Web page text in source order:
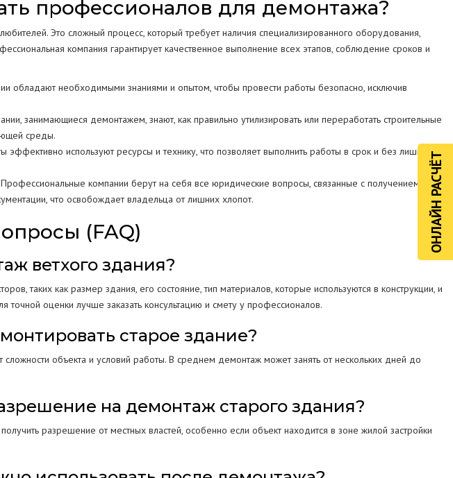
ОНЛАЙН РАСЧЁТ
профессионалов для демонтажа?
Это сложный процесс, который требует наличия специализированного оборудования,
компания гарантирует качественное выполнение всех этапов, соблюдение сроков и
обладают необходимыми знаниями и опытом, чтобы провести работы безопасно, исключив
занимающиеся демонтажем, знают, как правильно утилизировать или переработать строительные
среды.
эффективно используют ресурсы и технику, что позволяет выполнить работы в срок и без лишних
Профессиональные компании берут на себя все юридические вопросы, связанные с получением
что освобождает владельца от лишних хлопот.
(FAQ)
ветхого здания?
таких как размер здания, его состояние, тип материалов, которые используются в конструкции, и
точной оценки лучше заказать консультацию и смету у профессионалов.
старое здание?
объекта и условий работы. В среднем демонтаж может занять от нескольких дней до
на демонтаж старого здания?
разрешение от местных властей, особенно если объект находится в зоне жилой застройки